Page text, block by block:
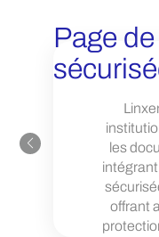
Page
les
offrant